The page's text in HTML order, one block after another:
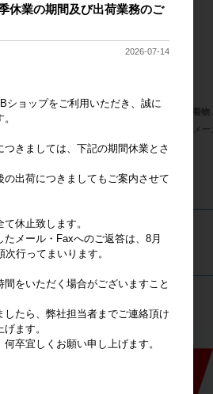
PEANUTS ＨＵＧＨＵＧ スヌー
メーカー希望小売価格
3,600円
抹茶着
メ
カートは空です
休業の期間及び出荷業務のご
2026-07-14
ショップをご利用いただき、誠に
つきましては、下記の期間休業とさ
の出荷につきましてもご案内させて
休止致します。
メール・Faxへのご返答は、8月
行ってまいります。
間をいただく場合がございますこと
したら、弊社担当者までご連絡頂け
ます。
卒宜しくお願い申し上げます。